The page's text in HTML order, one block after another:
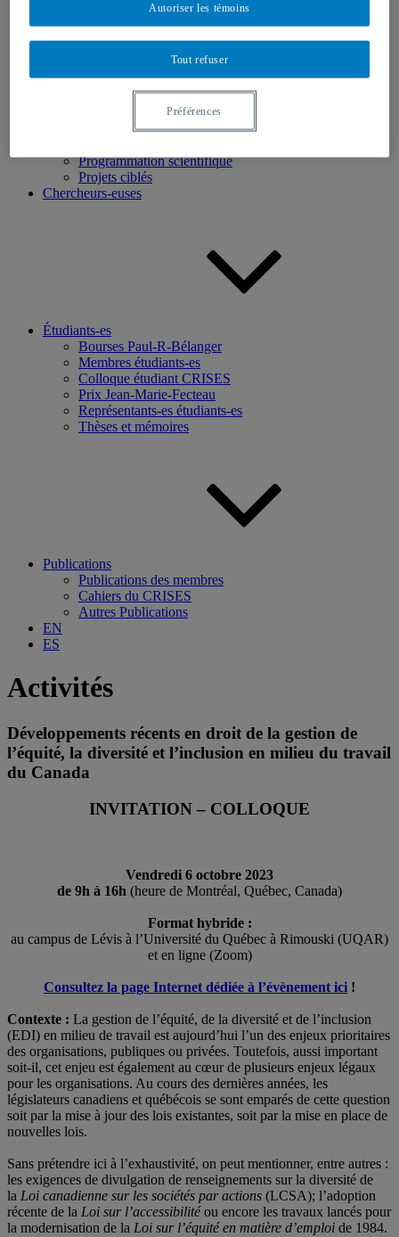
Axes de recherche
Programmation scientifique
Projets ciblés
Chercheurs-euses
Étudiants-es
Bourses Paul-R-Bélanger
Membres étudiants-es
Colloque étudiant CRISES
Prix Jean-Marie-Fecteau
Représentants-es étudiants-es
Thèses et mémoires
Publications
Publications des membres
Cahiers du CRISES
Autres Publications
EN
ES
Activités
Développements récents en droit de la gestion de
l’équité, la diversité et l’inclusion en milieu du travail
du Canada
INVITATION – COLLOQUE
Vendredi 6 octobre 2023
de 9h à 16h (heure de Montréal, Québec, Canada)
Format hybride :
au campus de Lévis à l’Université du Québec à Rimouski (UQAR)
et en ligne (Zoom)
Consultez la page Internet dédiée à l’évènement ici !
Contexte : La gestion de l’équité, de la diversité et de l’inclusion
(EDI) en milieu de travail est aujourd’hui l’un des enjeux prioritaires
des organisations, publiques ou privées. Toutefois, aussi important
soit-il, cet enjeu est également au cœur de plusieurs enjeux légaux
pour les organisations. Au cours des dernières années, les
législateurs canadiens et québécois se sont emparés de cette question
soit par la mise à jour des lois existantes, soit par la mise en place de
nouvelles lois.
Sans prétendre ici à l’exhaustivité, on peut mentionner, entre autres :
les exigences de divulgation de renseignements sur la diversité de
la Loi canadienne sur les sociétés par actions (LCSA); l’adoption
récente de la Loi sur l’accessibilitéou encore les travaux lancés pour
la modernisation de la Loi sur l’équité en matière d’emploi de 1984.
Tout refuser
Autoriser les témoins
Préférences